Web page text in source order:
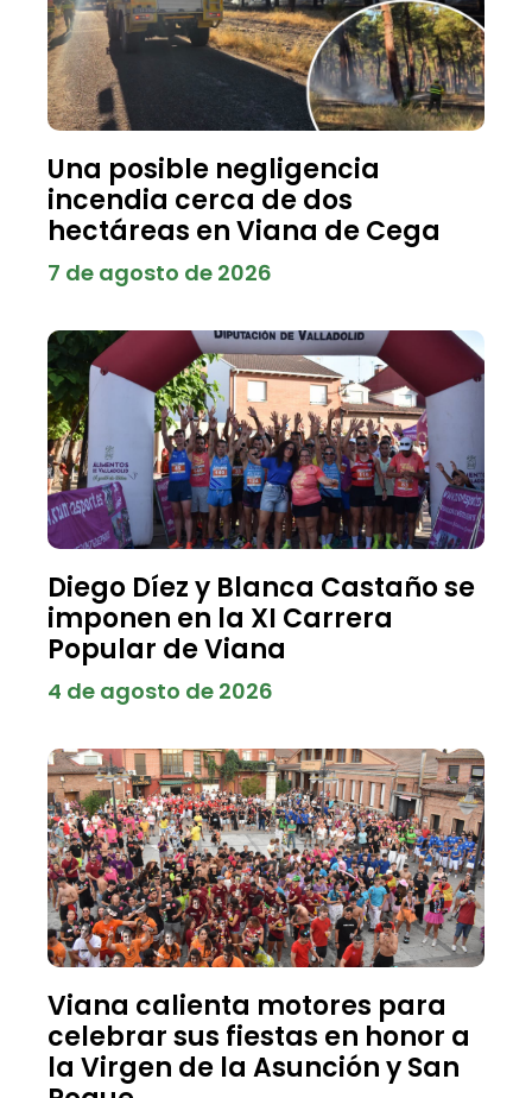
Una posible negligencia
incendia cerca de dos
hectáreas en Viana de Cega
7 de agosto de 2026
Diego Díez y Blanca Castaño se
imponen en la XI Carrera
Popular de Viana
4 de agosto de 2026
Viana calienta motores para
celebrar sus fiestas en honor a
la Virgen de la Asunción y San